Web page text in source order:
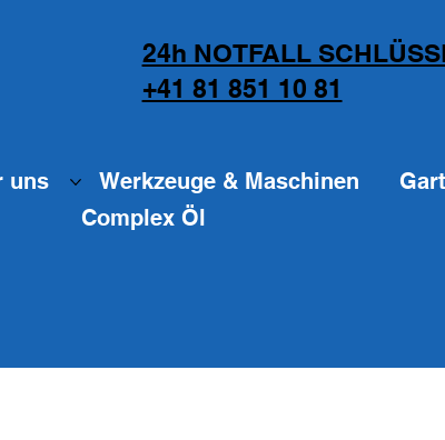
24h NOTFALL
+41 81 851 10 81
uns Werkzeuge & Maschinen
Complex Öl